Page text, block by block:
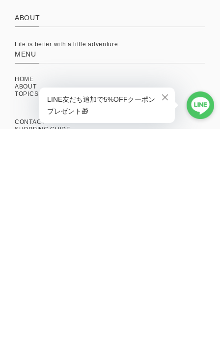
ABOUT
Life is better with a little adventure.
MENU
HOME
ABOUT
TOPICS
CONTACT
SHOPPING GUIDE